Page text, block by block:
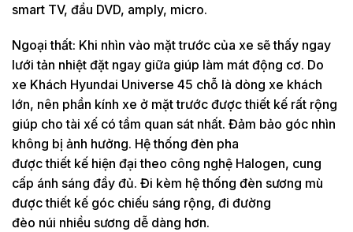
smart TV, đầu DVD, amply, micro.
Ngoại thất: Khi nhìn vào mặt trước của xe sẽ thấy ngay
lưới tản nhiệt đặt ngay giữa giúp làm mát động cơ. Do
xe Khách Hyundai Universe 45 chỗ là dòng xe khách
lớn, nên phần kính xe ở mặt trước được thiết kế rất rộng
giúp cho tài xế có tầm quan sát nhất. Đảm bảo góc nhìn
không bị ảnh hưởng. Hệ thống đèn pha
được thiết kế hiện đại theo công nghệ Halogen, cung
cấp ánh sáng đầy đủ. Đi kèm hệ thống đèn sương mù
được thiết kế góc chiếu sáng rộng, đi đường
đèo núi nhiều sương dễ dàng hơn.